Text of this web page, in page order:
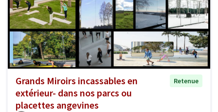
Grands Miroirs incassables en
extérieur- dans nos parcs ou
placettes angevines
Retenue